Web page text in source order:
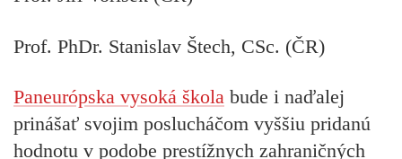
Prof. PhDr. Stanislav Štech, CSc. (ČR)
Paneurópska vysoká škola bude i naďalej
prinášať svojim poslucháčom vyššiu pridanú
hodnotu v podobe prestížnych zahraničných